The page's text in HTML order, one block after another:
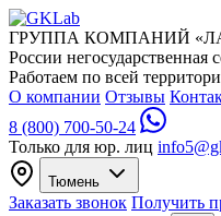
ГРУППА КОМПАНИЙ
России негосударственная
Работаем по всей
О компании Отзывы
8 (800) 700-50-24
Только для юр. лиц
Тюмень
Заказать звонок Получить